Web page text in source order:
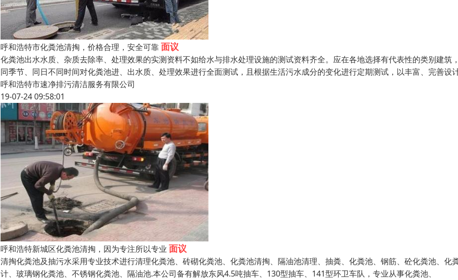
呼和浩特市化粪池清掏，价格合理，安全可靠面议
化粪池出水水质、杂质去除率、处理效果的实测资料不如给水与排水处理设施的测试资料齐全。应在各地选择有代表性的类别建筑
同季节、同日不同时间对化粪池进、出水质、处理效果进行全面测试，且根据生活污水成分的变化进行定期测试，以丰富、完善设
呼和浩特市速净排污清洁服务有限公司
19-07-24 09:58:01
呼和浩特新城区化粪池清掏，因为专注所以专业 面议
清掏化粪池及抽污水采用专业技术进行清理化粪池、砖砌化粪池、化粪池清掏、隔油池清理、抽粪、化粪池、钢筋、砼化粪池、化
计、玻璃钢化粪池、不锈钢化粪池、隔油池.本公司备有解放东风4.5吨抽车、130型抽车、141型环卫车队，专业从事化粪池、